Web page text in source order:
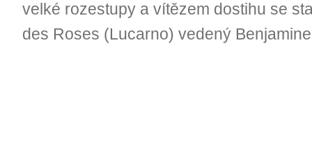
velké rozestupy a vítězem dostihu se
des Roses (Lucarno) vedený